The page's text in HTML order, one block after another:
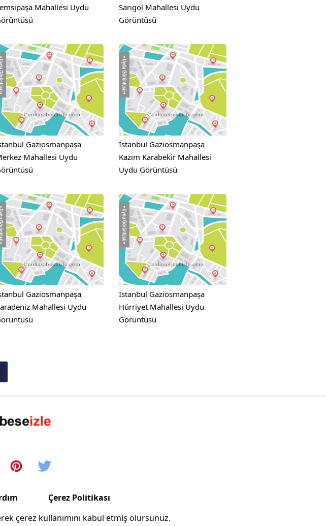
Mahallesi Uydu
Sarıgöl Mahallesi Uydu
Görüntüsü
Gaziosmanpaşa
Mahallesi Uydu
İstanbul Gaziosmanpaşa
Kazım Karabekir Mahallesi
Uydu Görüntüsü
Gaziosmanpaşa
Mahallesi Uydu
İstanbul Gaziosmanpaşa
Hürriyet Mahallesi Uydu
Görüntüsü
Çerez Politikası
çerez kullanımını kabul etmiş olursunuz.